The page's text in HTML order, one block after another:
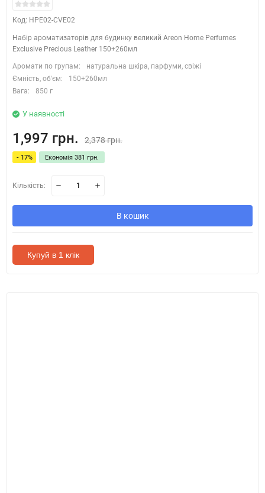
Код: HPE02-CVE02
Набір ароматизаторів для будинку великий Areon Home Perfumes
Exclusive Precious Leather 150+260мл
Аромати по групам:
натуральна шкіра, парфуми, свіжі
Ємність, об'єм:
150+260мл
Вага:
850 г
У наявності
1,997 грн. 2,378 грн.
- 17% Економія 381 грн.
Кількість:
В кошик
Купуй в 1 клік